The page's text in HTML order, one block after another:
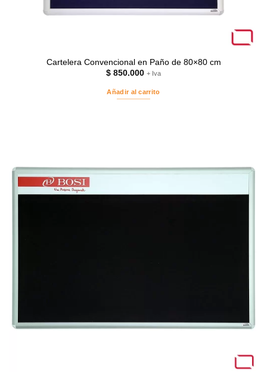
Cartelera Convencional en Paño de 80×80 cm
$ 850.000 + Iva
Añadir al carrito